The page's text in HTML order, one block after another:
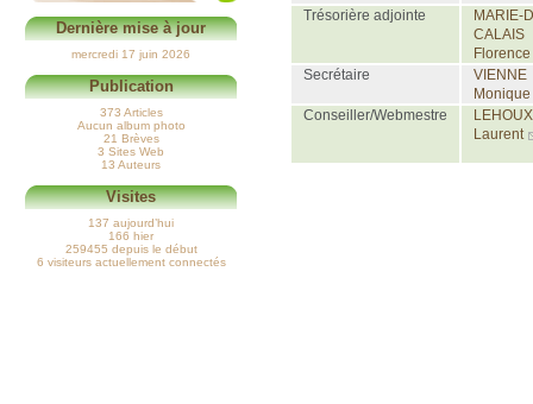
Trésorière adjointe
MARIE-
CALAIS
Florence
Secrétaire
VIENNE
Monique
Conseiller/Webmestre
LEHOUX
Laurent
Dernière mise à jour
mercredi 17 juin 2026
Publication
373 Articles
Aucun album photo
21 Brèves
3 Sites Web
13 Auteurs
Visites
137 aujourd’hui
166 hier
259455 depuis le début
6 visiteurs actuellement connectés